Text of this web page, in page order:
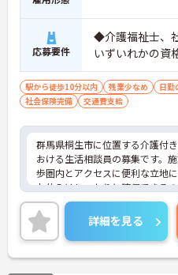
応募要件
◆介護福祉士、
いずいれかの資
駅から徒歩10分以内 残業少なめ 日勤
社会保険完備
交通費支給
群馬県桐生市に位置する介護付
おける生活相談員の募集です。
歩圏内とアクセスに便利な立地に
お休みはしっかりと確保できる
とのメリハリのある働き方が可
ご興味のある方には、面接対策
に詳細をお話しいたしますので
さい！
詳細を見る